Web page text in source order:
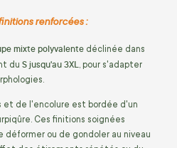
renforcées :
mixte polyvalente déclinée dans
du S jusqu'au 3XL , pour s'adapter
et de l'encolure est bordée d'un
Ces finitions soignées
ou de gondoler au niveau